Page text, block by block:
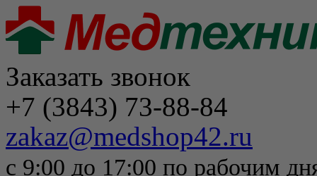
Заказать звонок
+7 (3843) 73-88-84
zakaz@medshop42.ru
с 9:00 до 17:00 по рабочим